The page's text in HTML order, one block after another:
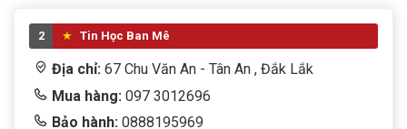
2 Tin Học Ban Mê
Địa chỉ: 67 Chu Văn An - Tân An , Đắk Lắk
Mua hàng: 097 3012696
Bảo hành: 0888195969